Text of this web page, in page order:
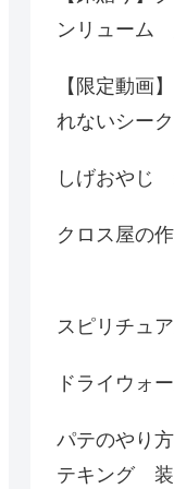
ンリューム
【限定動画
れないシー
しげおやじ
クロス屋の
スピリチュ
ドライウォ
パテのやり
テキング